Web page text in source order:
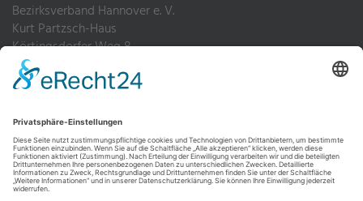
Bezirksverband Hannover e. V.
Kurt Partzsch-Haus
Körtingsdorfer Weg 8
30455 Hannover
Fax: 0511 4952-200
Impressum
Datenschutz
Hinweisgebersystem